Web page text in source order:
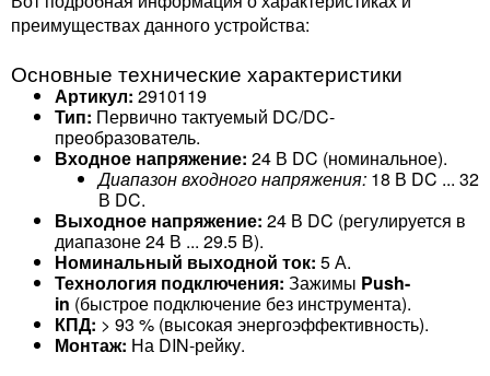
преимуществах данного устройства:
Основные технические характеристики
Артикул: 2910119
Тип: Первично тактуемый DC/DC-
преобразователь.
Входное напряжение: 24 В DC (номинальное).
Диапазон входного напряжения: 18 В DC ... 32
В DC.
Выходное напряжение: 24 В DC (регулируется в
диапазоне 24 В ... 29.5 В).
Номинальный выходной ток: 5 А.
Технология подключения: Зажимы Push-
in (быстрое подключение без инструмента).
КПД: > 93 % (высокая энергоэффективность).
Монтаж: На DIN-рейку.